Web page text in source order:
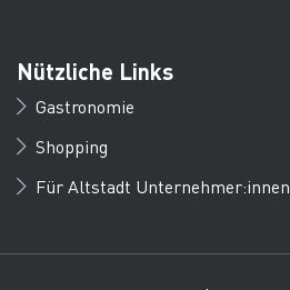
Nützliche Links
Gastronomie
Shopping
Für Altstadt Unternehmer:innen